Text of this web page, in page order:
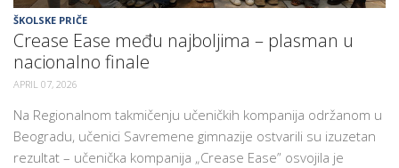
ŠKOLSKE PRIČE
Crease Ease među najboljima – plasman u
nacionalno finale
APRIL 07, 2026
Na Regionalnom takmičenju učeničkih kompanija održanom u
Beogradu, učenici Savremene gimnazije ostvarili su izuzetan
rezultat – učenička kompanija „Crease Ease” osvojila je